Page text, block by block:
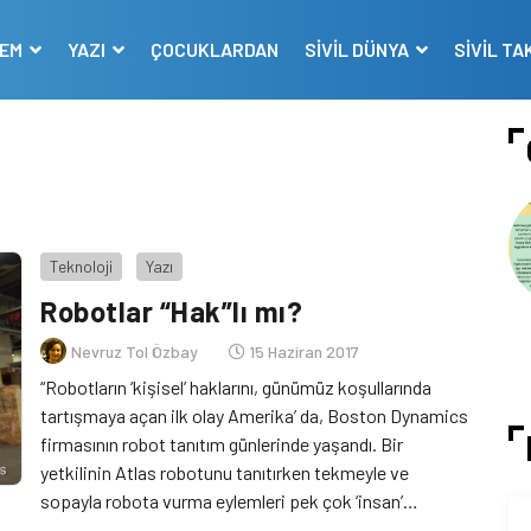
YAZI ÇOCUKLARDAN SİVİL DÜNYA SİVİL
Teknoloji Yazı
Robotlar “Hak”lı mı?
Nevruz Tol Özbay 15 Haziran 2017
“Robotların ‘kişisel’ haklarını, günümüz koşullarında
tartışmaya açan ilk olay Amerika’ da, Boston Dynamics
firmasının robot tanıtım günlerinde yaşandı. Bir
yetkilinin Atlas robotunu tanıtırken tekmeyle ve
sopayla robota vurma eylemleri pek çok ‘insan’